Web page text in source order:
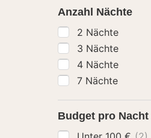
Anzahl Nächte
2 Nächte
3 Nächte
4 Nächte
7 Nächte
Budget pro Nacht